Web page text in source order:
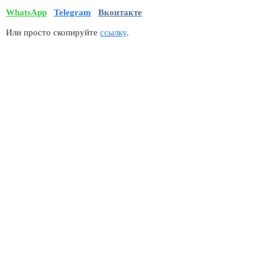
WhatsApp Telegram Вконтакте
Или просто скопируйте ссылку.